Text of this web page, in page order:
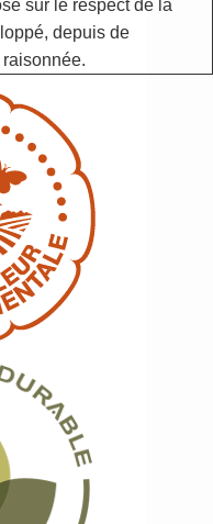
sur le respect de la
depuis de